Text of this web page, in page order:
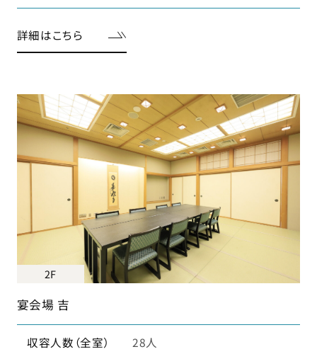
詳細はこちら
宴会場 吉
収容人数（全室） 28人
2F